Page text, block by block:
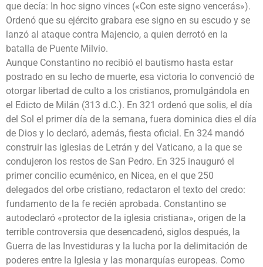
que decía: In hoc signo vinces («Con este signo vencerás»).
Ordenó que su ejército grabara ese signo en su escudo y se
lanzó al ataque contra Majencio, a quien derrotó en la
batalla de Puente Milvio.
Aunque Constantino no recibió el bautismo hasta estar
postrado en su lecho de muerte, esa victoria lo convenció de
otorgar libertad de culto a los cristianos, promulgándola en
el Edicto de Milán (313 d.C.). En 321 ordenó que solis, el día
del Sol el primer día de la semana, fuera dominica dies el día
de Dios y lo declaró, además, fiesta oficial. En 324 mandó
construir las iglesias de Letrán y del Vaticano, a la que se
condujeron los restos de San Pedro. En 325 inauguró el
primer concilio ecuménico, en Nicea, en el que 250
delegados del orbe cristiano, redactaron el texto del credo:
fundamento de la fe recién aprobada. Constantino se
autodeclaró «protector de la iglesia cristiana», origen de la
terrible controversia que desencadenó, siglos después, la
Guerra de las Investiduras y la lucha por la delimitación de
poderes entre la Iglesia y las monarquías europeas. Como